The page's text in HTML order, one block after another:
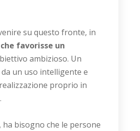
su questo fronte, in
favorisse un
ambizioso. Un
un uso intelligente e
proprio in
bisogno che le persone